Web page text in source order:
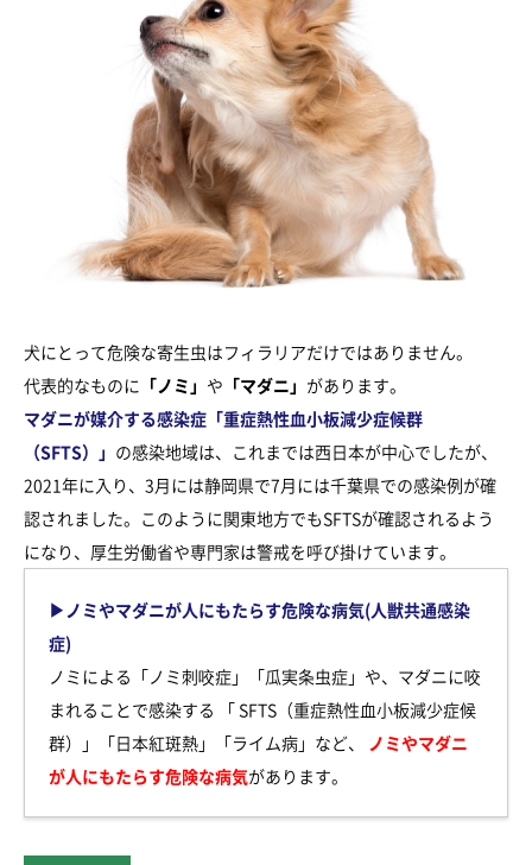
犬にとって危険な寄生虫はフィラリアだけではありません。
代表的なものに 「ノミ」 や 「マダニ」 があります。
マダニが媒介する感染症「重症熱性血小板減少症候群
（SFTS）」 の感染地域は、これまでは西日本が中心でしたが、
2021年に入り、3月には静岡県で7月には千葉県での感染例が確
認されました。このように関東地方でもSFTSが確認されるよう
になり、厚生労働省や専門家は警戒を呼び掛けています。
▶︎ノミやマダニが人にもたらす危険な病気(人獣共通感染
症)
ノミによる「ノミ刺咬症」「瓜実条虫症」や、マダニに咬
まれることで感染する 「 SFTS（重症熱性血小板減少症候
群）」「日本紅斑熱」「ライム病」など、
ノミやマダニ
が人にもたらす危険な病気があります。